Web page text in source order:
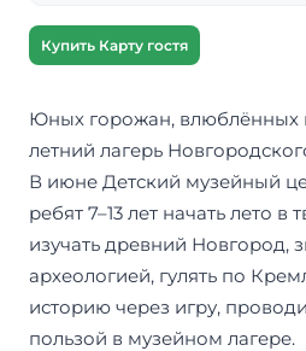
Купить Карту гостя
Юных горожан, влюблённых
летний лагерь
В июне Детский музейный
ребят 7–13 лет начать лето
изучать древний Новгород,
археологией, гулять по
историю через игру,
пользой в музейном лагере.